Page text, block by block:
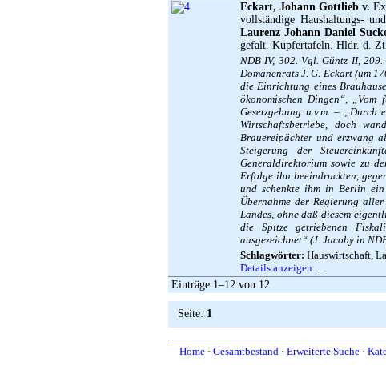
Eckart, Johann Gottlieb v.
vollständige Haushaltungs-
Laurenz Johann Daniel
gefalt. Kupfertafeln. Hldr. d.
NDB IV, 302. Vgl. Güntz II, 209.
Domänenrats J. G. Eckart (um
die Einrichtung eines
ökonomischen Dingen“, „Vom
Gesetzgebung u.v.m. –
Wirtschaftsbetriebe, doch
Brauereipächter und erzwang
Steigerung der
Generaldirektorium sowie zu
Erfolge ihn beeindruckten,
und schenkte ihm in Berlin
Übernahme der Regierung
Landes, ohne daß diesem
die Spitze getriebenen
ausgezeichnet“ (J. Jacoby in
Schlagwörter: Hauswirtschaft,
Details anzeigen…
Einträge 1–12 von 12
Seite: 1
Home · Gesamtbestand · Erweiterte Suche ·